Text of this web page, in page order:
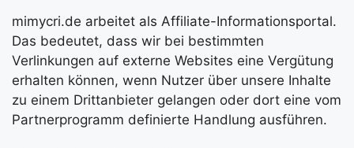
mimycri.de arbeitet als Affiliate-Informationsportal.
Das bedeutet, dass wir bei bestimmten
Verlinkungen auf externe Websites eine Vergütung
erhalten können, wenn Nutzer über unsere Inhalte
zu einem Drittanbieter gelangen oder dort eine vom
Partnerprogramm definierte Handlung ausführen.